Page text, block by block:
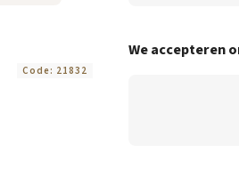
We accepteren
Code: 21832